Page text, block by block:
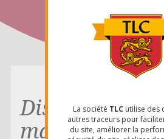
Fil
Accueil Nous
Discutons dès
maintenant !
La société TLC utilise des
autres traceurs pour
du site, améliorer la